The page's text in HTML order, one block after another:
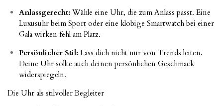
Anlassgerecht:Wähle eine Uhr, die zum Anlass passt. Eine
Luxusuhr beim Sport oder eine klobige Smartwatch bei einer
Gala wirken fehl am Platz.
Persönlicher Stil:Lass dich nicht nur von Trends leiten.
Deine Uhr sollte auch deinen persönlichen Geschmack
widerspiegeln.
Die Uhr als stilvoller Begleiter